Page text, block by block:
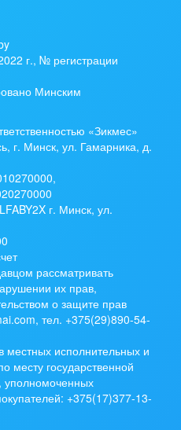
г., № регистрации
Минским
«Зикмес»
г. Минск, ул. Гамарника, д.
,
г. Минск, ул.
рассматривать
их прав,
о защите прав
тел. +375(29)890-54-
исполнительных и
месту государственной
уполномоченных
+375(17)377-13-